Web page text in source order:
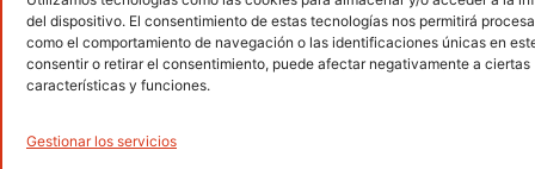
del dispositivo. El consentimiento de estas tecnologías nos permitirá
como el comportamiento de navegación o las identificaciones únicas en
consentir o retirar el consentimiento, puede afectar negativamente a ciertas
características y funciones.
Gestionar los servicios
Senderismo
.